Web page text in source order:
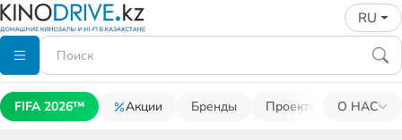
RU
FIFA 2026™ Акции Бренды Проекторы О НАС